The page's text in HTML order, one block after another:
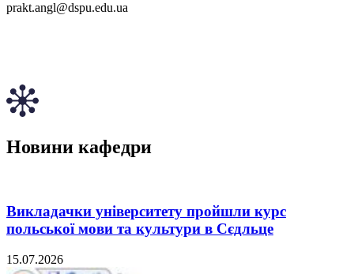
prakt.angl@dspu.edu.ua
Новини кафедри
Викладачки університету пройшли курс
польської мови та культури в Сєдльце
15.07.2026